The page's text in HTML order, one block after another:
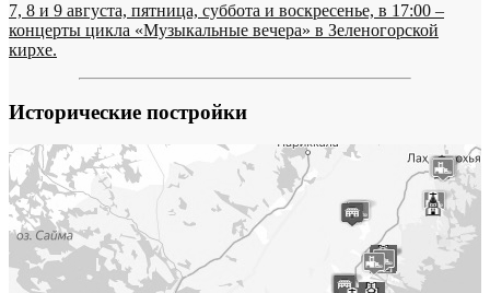
7, 8 и 9 августа, пятница, суббота и воскресенье, в 17:00 –
концерты цикла «Музыкальные вечера» в Зеленогорской
кирхе.
Исторические постройки